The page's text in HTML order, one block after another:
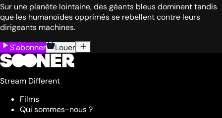
Sur une planète lointaine, des géants bleus dominent tandis
que les humanoïdes opprimés se rebellent contre leurs
dirigeants machines.
S'abonner
Louer
Stream Different
Films
Qui sommes-nous ?